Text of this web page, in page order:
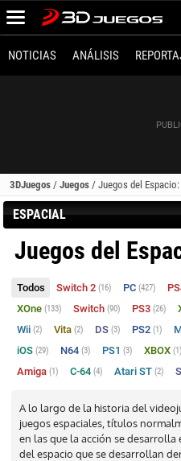
NOTICIAS ANÁLISIS
3DJuegos / Juegos / Juegos del
ESPACIAL
Juegos del
Todos Switch 2 (16) PC (427)
XOne (133) Switch (90) PS3 (26)
Wii (2) Vita (2) DS (3) PS2 (1)
iOS (29) N64 (3) PS1 (3) XBOX (1)
Amiga (1) C-64 (4) Atari ST (2)
A lo largo de la historia del
juegos espaciales, títulos
en las que la acción se desarrolla
del espacio que se desarrollan